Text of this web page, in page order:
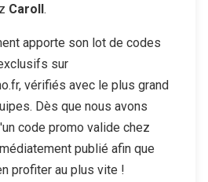
Caroll.
apporte son lot de codes
sur
vérifiés avec le plus grand
Dès que nous avons
code promo valide chez
publié afin que
profiter au plus vite !